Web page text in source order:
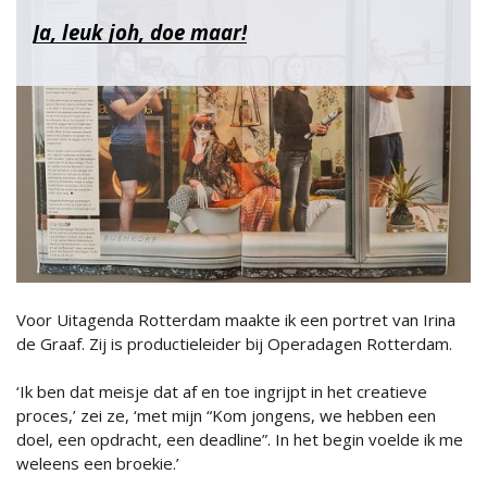
Voor Uitagenda Rotterdam maakte ik een portret van Irina
de Graaf. Zij is productieleider bij Operadagen Rotterdam.
‘Ik ben dat meisje dat af en toe ingrijpt in het creatieve
proces,’ zei ze, ‘met mijn “Kom jongens, we hebben een
doel, een opdracht, een deadline”. In het begin voelde ik me
weleens een broekie.’